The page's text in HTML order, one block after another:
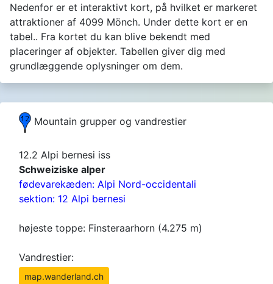
Nedenfor er et interaktivt kort, på hvilket er markeret
attraktioner af 4099 Mönch. Under dette kort er en
tabel.. Fra kortet du kan blive bekendt med
placeringer af objekter. Tabellen giver dig med
grundlæggende oplysninger om dem.
Mountain grupper og vandrestier
12.2 Alpi bernesi iss
Schweiziske alper
fødevarekæden: Alpi Nord-occidentali
sektion: 12 Alpi bernesi
højeste toppe: Finsteraarhorn (4.275 m)
Vandrestier:
map.wanderland.ch